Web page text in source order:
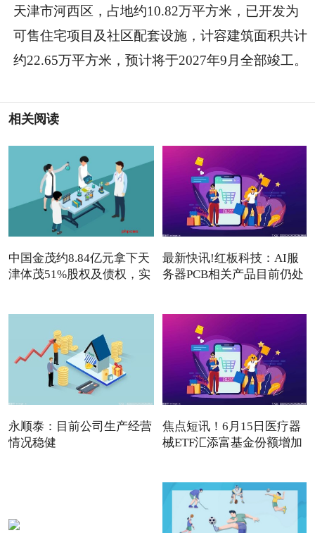
天津市河西区，占地约10.82万平方米，已开发为
可售住宅项目及社区配套设施，计容建筑面积共计
约22.65万平方米，预计将于2027年9月全部竣工。
相关阅读
中国金茂约8.84亿元拿下天
津体茂51%股权及债权，实
最新快讯!红板科技：AI服
务器PCB相关产品目前仍处
永顺泰：目前公司生产经营
情况稳健
焦点短讯！6月15日医疗器
械ETF汇添富基金份额增加